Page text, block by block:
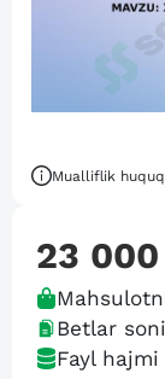
Mualliflik
23 000
Betlar
Fayl hajmi